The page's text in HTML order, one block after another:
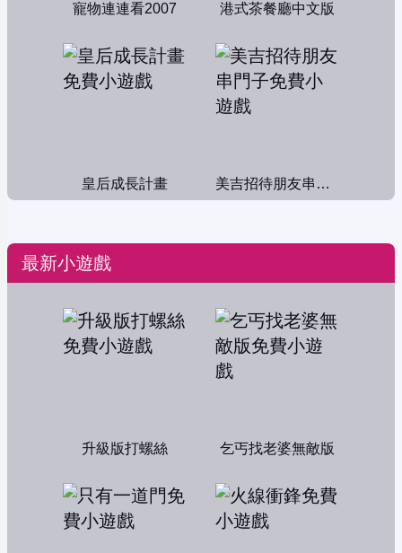
寵物連連看2007 港式茶餐廳中文版
皇后成長計畫 美吉招待朋友串門子
最新小遊戲
升級版打螺絲 乞丐找老婆無敵版